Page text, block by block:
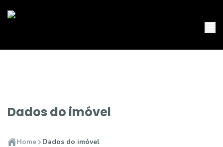
Dados do imóvel
Home Dados do imóvel